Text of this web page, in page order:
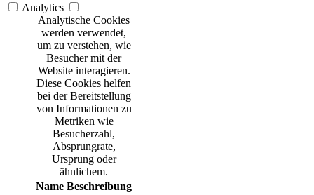
Analytics
Analytische Cookies
werden verwendet,
um zu verstehen, wie
Besucher mit der
Website interagieren.
Diese Cookies helfen
bei der Bereitstellung
von Informationen zu
Metriken wie
Besucherzahl,
Absprungrate,
Ursprung oder
ähnlichem.
Name Beschreibung